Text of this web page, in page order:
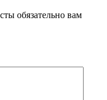
обязательно вам